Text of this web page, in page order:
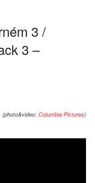
3 /
3 –
(photo&video: Columbia Pictures)